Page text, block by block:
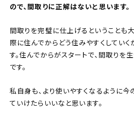
ので、間取りに正解はないと思います。
間取りを完璧に仕上げるということも
際に住んでからどう住みやすくしていく
す。住んでからがスタートで、間取りを
です。
私自身も、より使いやすくなるように今
ていけたらいいなと思います。